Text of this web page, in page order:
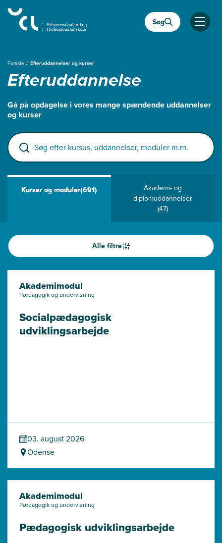
hovedindhold
Søg
Åben
Forside Efteruddannelser og kurser
Efteruddannelse
Gå på opdagelse i vores mange spændende uddannelser
og kurser
Søg efter kursus, uddannelser, moduler m.m.
Kurser og moduler(691)
Akademi- og
diplomuddannelser
(47)
Alle filtre
Akademimodul
Pædagogik og undervisning
Socialpædagogisk
udviklingsarbejde
03. august 2026
Odense
Akademimodul
Pædagogik og undervisning
Pædagogisk udviklingsarbejde